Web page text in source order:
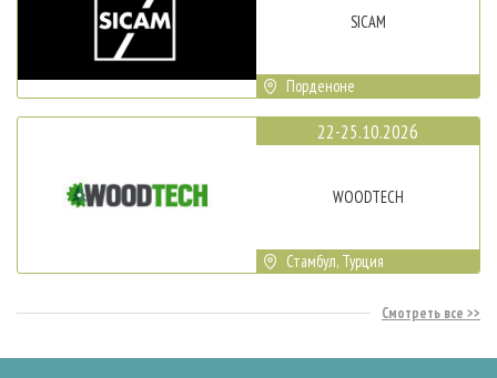
SICAM
Порденоне
22-25.10.2026
WOODTECH
Стамбул, Турция
Смотреть все